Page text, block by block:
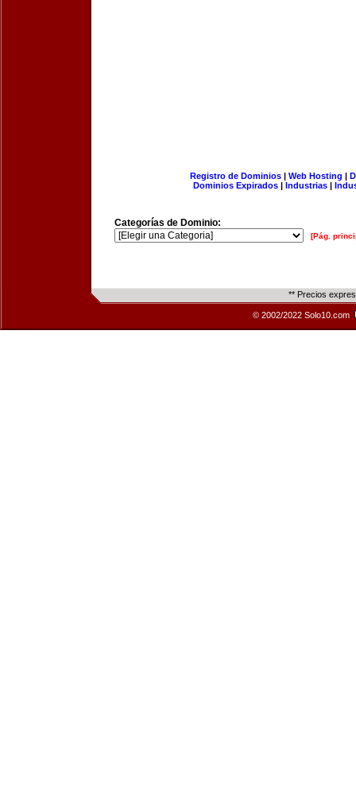
Registro de Dominios| Web Hosting |
Dominios Expirados | Industrias |
Categorías de Dominio:
[Pág.
** Precios
© 2002/2022 Solo10.com